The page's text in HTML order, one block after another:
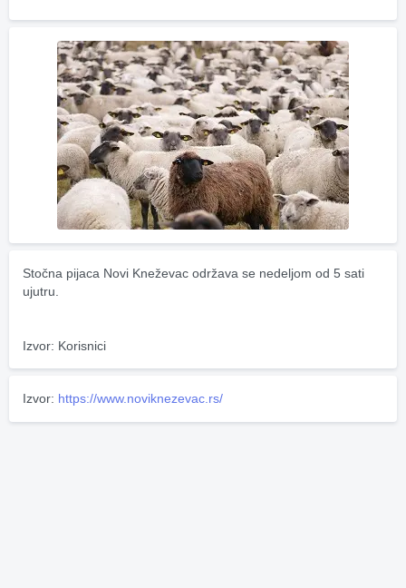
Stočna pijaca Novi Kneževac održava se nedeljom od 5 sati
ujutru.
Izvor: Korisnici
Izvor: https://www.noviknezevac.rs/